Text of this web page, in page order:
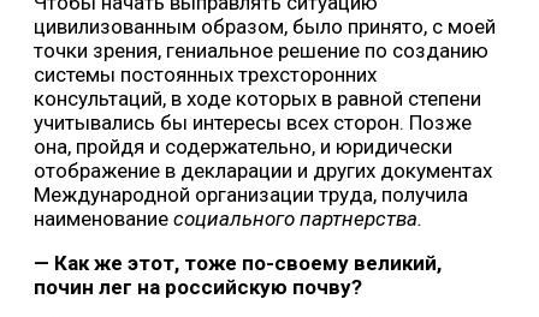
цивилизованным образом, было принято, с моей
точки зрения, гениальное решение по созданию
системы постоянных трехсторонних
консультаций, в ходе которых в равной степени
учитывались бы интересы всех сторон. Позже
она, пройдя и содержательно, и юридически
отображение в декларации и других документах
Международной организации труда, получила
наименование социального партнерства.
— Как же этот, тоже по-своему великий,
почин лег на российскую почву?